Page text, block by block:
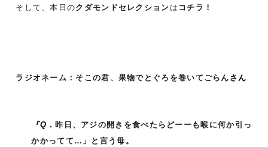
そして、本日のクダモンドセレクション は コチラ！
ラジオネーム：そこの君、果物でとぐろを巻いてごらん さん
『Q． 昨日、アジの開きを食べたらどーーも喉に何か引っ
かかってて…」と言う母。